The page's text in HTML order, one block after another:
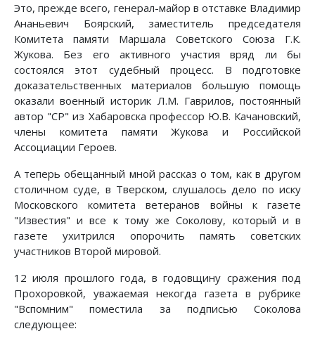
Это, прежде всего, генерал-майор в отставке Владимир
Ананьевич Боярский, заместитель председателя
Комитета памяти Маршала Советского Союза Г.К.
Жукова. Без его активного участия вряд ли бы
состоялся этот судебный процесс. В подготовке
доказательственных материалов большую помощь
оказали военный историк Л.М. Гаврилов, постоянный
автор "СР" из Хабаровска профессор Ю.В. Качановский,
члены комитета памяти Жукова и Российской
Ассоциации Героев.
А теперь обещанный мной рассказ о том, как в другом
столичном суде, в Тверском, слушалось дело по иску
Московского комитета ветеранов войны к газете
"Известия" и все к тому же Соколову, который и в
газете ухитрился опорочить память советских
участников Второй мировой.
12 июля прошлого года, в годовщину сражения под
Прохоровкой, уважаемая некогда газета в рубрике
"Вспомним" поместила за подписью Соколова
следующее: